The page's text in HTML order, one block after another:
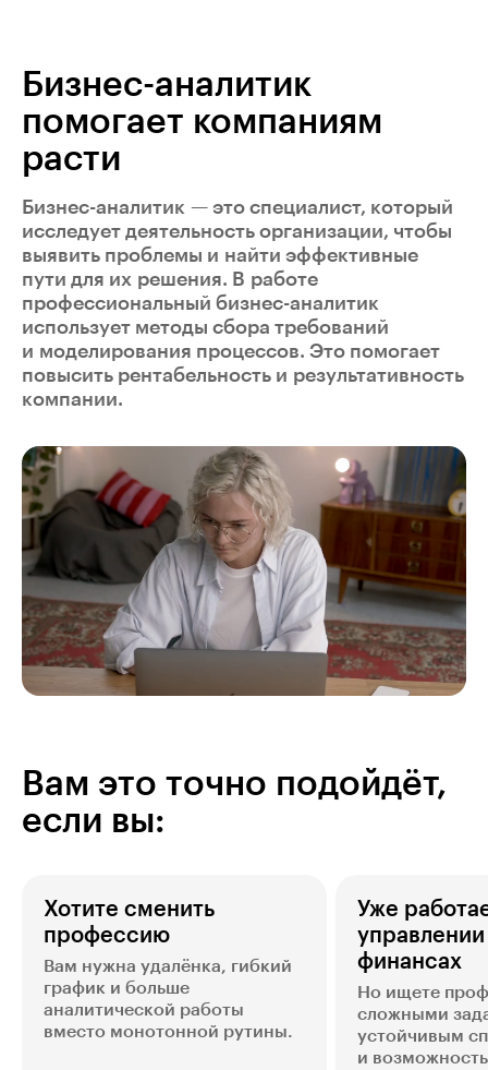
Бизнес-аналитик
помогает компаниям
расти
Бизнес-аналитик — это специалист, который
исследует деятельность организации, чтобы
выявить проблемы и найти эффективные
пути для их решения. В работе
профессиональный бизнес-аналитик
использует методы сбора требований
и моделирования процессов. Это помогает
повысить рентабельность и результативность
компании.
Вам это точно подойдёт,
если вы:
Хотите сменить
профессию
Вам нужна удалёнка, гибкий
график и больше
аналитической работы
вместо монотонной рутины.
Уже
финансах
Но ищете
сложными
устойчивым
и